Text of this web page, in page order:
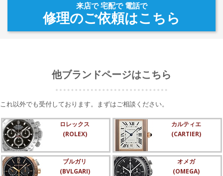
来店で 宅配で 電話で
修理のご依頼はこちら
他ブランドページはこちら
これ以外でも受付しております。まずはご相談ください。
ロレックス
(ROLEX)
カルティエ
(CARTIER)
ブルガリ
(BVLGARI)
オメガ
(OMEGA)